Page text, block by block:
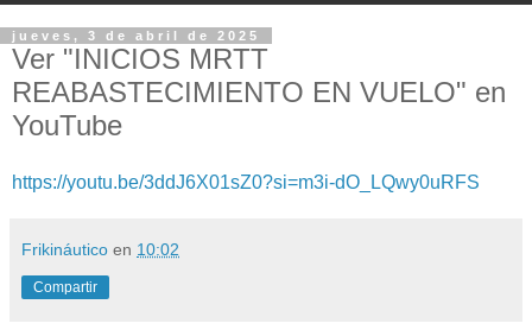
jueves, 3 de abril de 2025
Ver "INICIOS MRTT
REABASTECIMIENTO EN VUELO" en
YouTube
https://youtu.be/3ddJ6X01sZ0?si=m3i-dO_LQwy0uRFS
Frikináutico en 10:02
Compartir